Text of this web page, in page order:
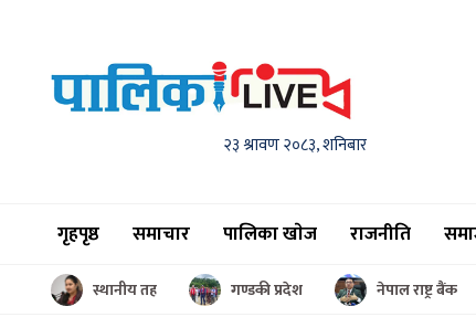
२३ श्रावण २०८३, शनिबार
गृहपृष्ठ समाचार पालिका खाेज राजनीति
स्थानीय तह गण्डकी प्रदेश नेपाल राष्ट्र बैंक